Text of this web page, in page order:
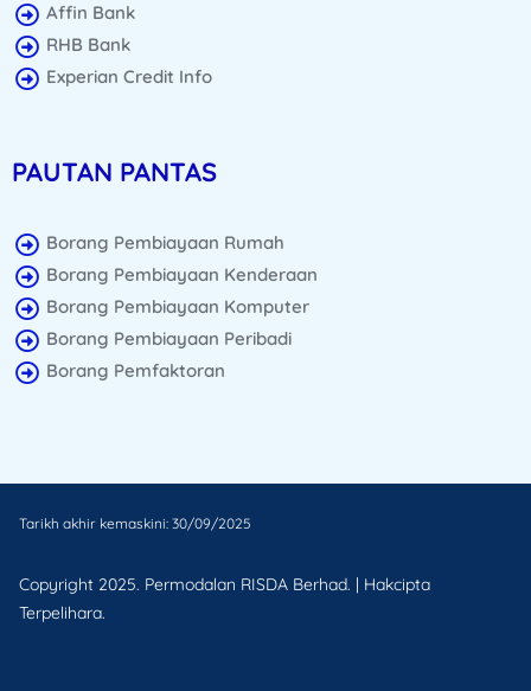
Affin Bank
RHB Bank
Experian Credit Info
PAUTAN PANTAS
Borang Pembiayaan Rumah
Borang Pembiayaan Kenderaan
Borang Pembiayaan Komputer
Borang Pembiayaan Peribadi
Borang Pemfaktoran
Tarikh akhir kemaskini: 30/09/2025
Copyright 2025. Permodalan RISDA Berhad. | Hakcipta
Terpelihara.